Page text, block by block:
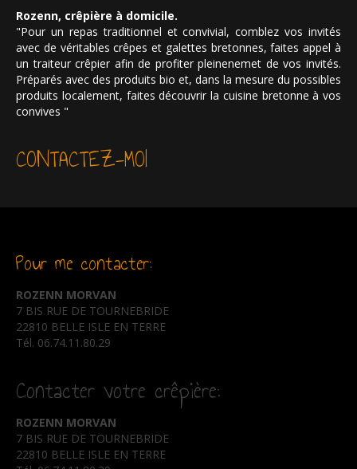
Rozenn, crêpière à domicile.
"Pour un repas traditionnel et convivial, comblez vos invités
avec de véritables crêpes et galettes bretonnes, faites appel à
un traiteur crêpier afin de profiter pleinenemet de vos invités.
Préparés avec des produits bio et, dans la mesure du possibles
produits localement, faites découvrir la cuisine bretonne à vos
convives "
CONTACTEZ-MOI
Pour me contacter:
ROZENN MORVAN
7 BIS RUE DE TOURNEBRIDE
22810 BELLE ISLE EN TERRE
Tél. 06.74.11.80.29
Contacter votre crêpière:
ROZENN MORVAN
7 BIS RUE DE TOURNEBRIDE
22810 BELLE ISLE EN TERRE